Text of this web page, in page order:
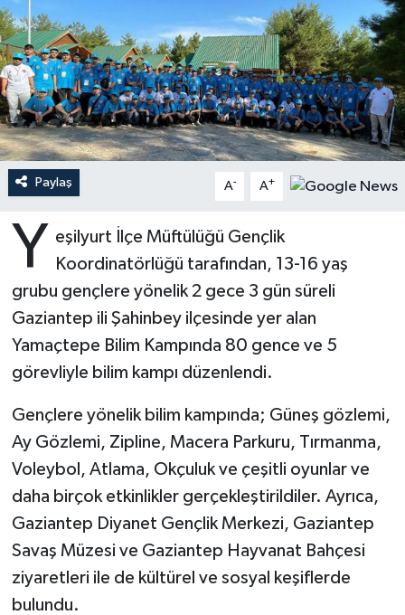
Paylaş A- A+
Y eşilyurt İlçe Müftülüğü Gençlik
Koordinatörlüğü tarafından, 13-16 yaş
grubu gençlere yönelik 2 gece 3 gün süreli
Gaziantep ili Şahinbey ilçesinde yer alan
Yamaçtepe Bilim Kampında 80 gence ve 5
görevliyle bilim kampı düzenlendi.
Gençlere yönelik bilim kampında; Güneş gözlemi,
Ay Gözlemi, Zipline, Macera Parkuru, Tırmanma,
Voleybol, Atlama, Okçuluk ve çeşitli oyunlar ve
daha birçok etkinlikler gerçekleştirildiler. Ayrıca,
Gaziantep Diyanet Gençlik Merkezi, Gaziantep
Savaş Müzesi ve Gaziantep Hayvanat Bahçesi
ziyaretleri ile de kültürel ve sosyal keşiflerde
bulundu.
Ardahan Müftülüğü
Artvin Müftülüğü
Aydın Müftülüğü
Balıkesir Müftülüğü
Batman Müftülüğü
Bayburt Müftülüğü
Bilecik Müftülüğü
Bitlis Müftülüğü
Bolu Müftülüğü
Bursa Müftülüğü
Kudüs
Kurban
Mukabele
Peygamberimizin Hayatı
Sahabeler
Zekat
Hutbeler
DİYANET AKADEMİ
DİYANET GENÇLİK
DİYANET RADYO/TV
Dünya
Eğitim
Kültür-Sanat
Sağlık
Makaleler
Duyurular